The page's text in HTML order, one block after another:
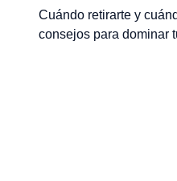
Cuándo retirarte y
consejos para dominar